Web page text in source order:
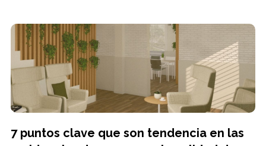
7 puntos clave que son tendencia en las